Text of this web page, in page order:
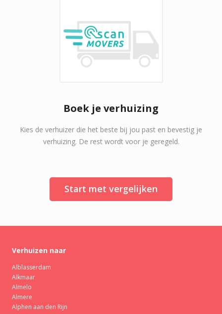
Boek je verhuizing
Kies de verhuizer die het beste bij jou past en bevestig je
verhuizing. De rest wordt voor je geregeld.
Start met vergelijken
Verhuizen naar
Alblasserdam
Alkmaar
Almelo
Almere
Alphen aan den Rijn